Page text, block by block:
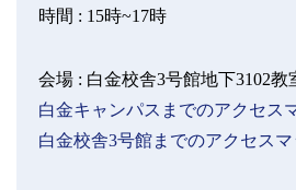
時間 : 15時~17時
会場 : 白金校舎3号館地下3102教
白金キャンパスまでのアクセス
白金校舎3号館までのアクセス